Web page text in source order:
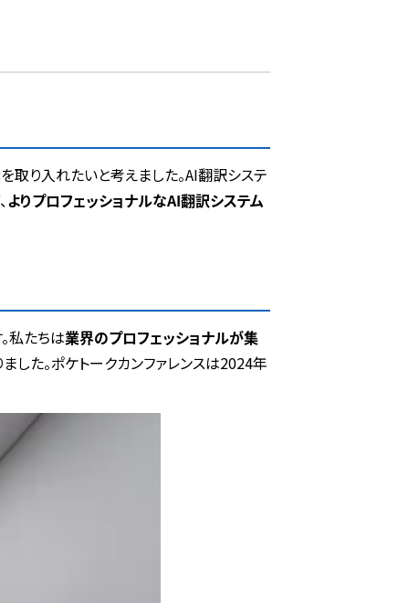
を取り入れたいと考えました。AI翻訳システ
よりプロフェッショナルなAI翻訳システム
私たちは業界のプロフェッショナルが集
た。ポケトークカンファレンスは2024年